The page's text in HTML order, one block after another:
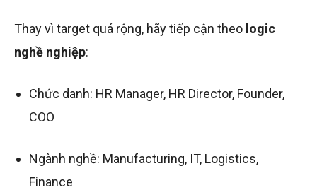
Thay vì target quá rộng, hãy tiếp cận theo logic
nghề nghiệp:
Chức danh: HR Manager, HR Director, Founder,
COO
Ngành nghề: Manufacturing, IT, Logistics,
Finance